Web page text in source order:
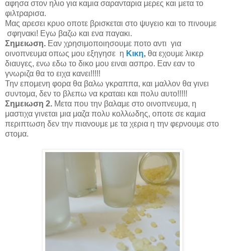
αφησα στον ηλιο για καμια σαρανταρια μερες και μετα το
φιλτραρισα.
Μας αρεσει κρυο οποτε βρισκεται στο ψυγειο και το πινουμε
σφηνακι! Eγω βαζω και ενα παγακι.
Σημειωση. Εαν χρησιμοποιησουμε ποτο αντι για
οινοπνευμα οπως μου εξηγησε η Κικη, θα εχουμε λικερ
διαυγες, ενω εδω το δικο μου ειναι ασπρο. Εαν εαν το
γνωριζα θα το ειχα κανει!!!!!
Την επομενη φορα θα βαλω γκραππα, και μαλλον θα γινει
συντομα, δεν το βλεπω να κραταει και πολυ αυτο!!!!!
Σημειωση 2. Μετα που την βαλαμε στο οινοπνευμα, η
μαστιχα γινεται μια μαζα πολυ κολλωδης, οποτε σε καμια
περιπτωση δεν την πιανουμε με τα χερια η την φερνουμε στο
στομα.